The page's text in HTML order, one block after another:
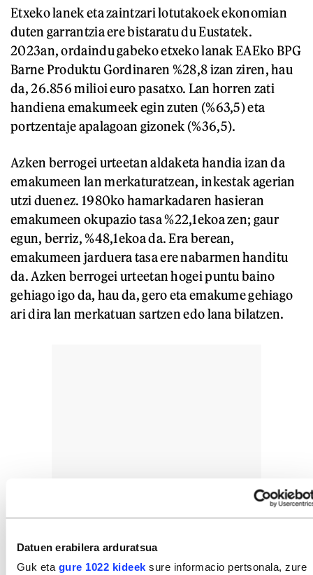
Datuen erabilera arduratsua
Guk eta gure 1022 kideek sure informacio pertsonala, zure
Etxeko lanek eta zaintzari lotutakoek ekonomian
duten garrantzia ere bistaratu du Eustatek.
2023an, ordaindu gabeko etxeko lanak EAEko BPG
Barne Produktu Gordinaren %28,8 izan ziren, hau
da, 26.856 milioi euro pasatxo. Lan horren zati
handiena emakumeek egin zuten (%63,5) eta
portzentaje apalagoan gizonek (%36,5).
Azken berrogei urteetan aldaketa handia izan da
emakumeen lan merkaturatzean, inkestak agerian
utzi duenez. 1980ko hamarkadaren hasieran
emakumeen okupazio tasa %22,1ekoa zen; gaur
egun, berriz, %48,1ekoa da. Era berean,
emakumeen jarduera tasa ere nabarmen handitu
da. Azken berrogei urteetan hogei puntu baino
gehiago igo da, hau da, gero eta emakume gehiago
ari dira lan merkatuan sartzen edo lana bilatzen.